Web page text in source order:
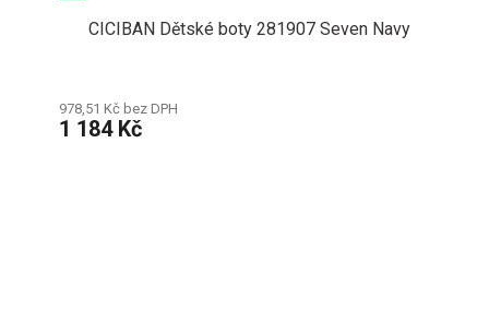
CICIBAN Dětské boty 281907 Seven Navy
978,51 Kč bez DPH
1 184 Kč